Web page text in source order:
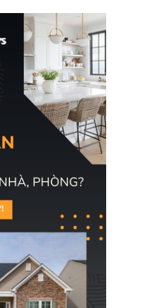
gan B hoặc viêm gan C
sẽ không còn bị mặc
định không đáp ứng tiêu
chuẩn sức khỏe chỉ vì
chi phí điều trị khi nộp hồ
sơ xin visa cư trú.